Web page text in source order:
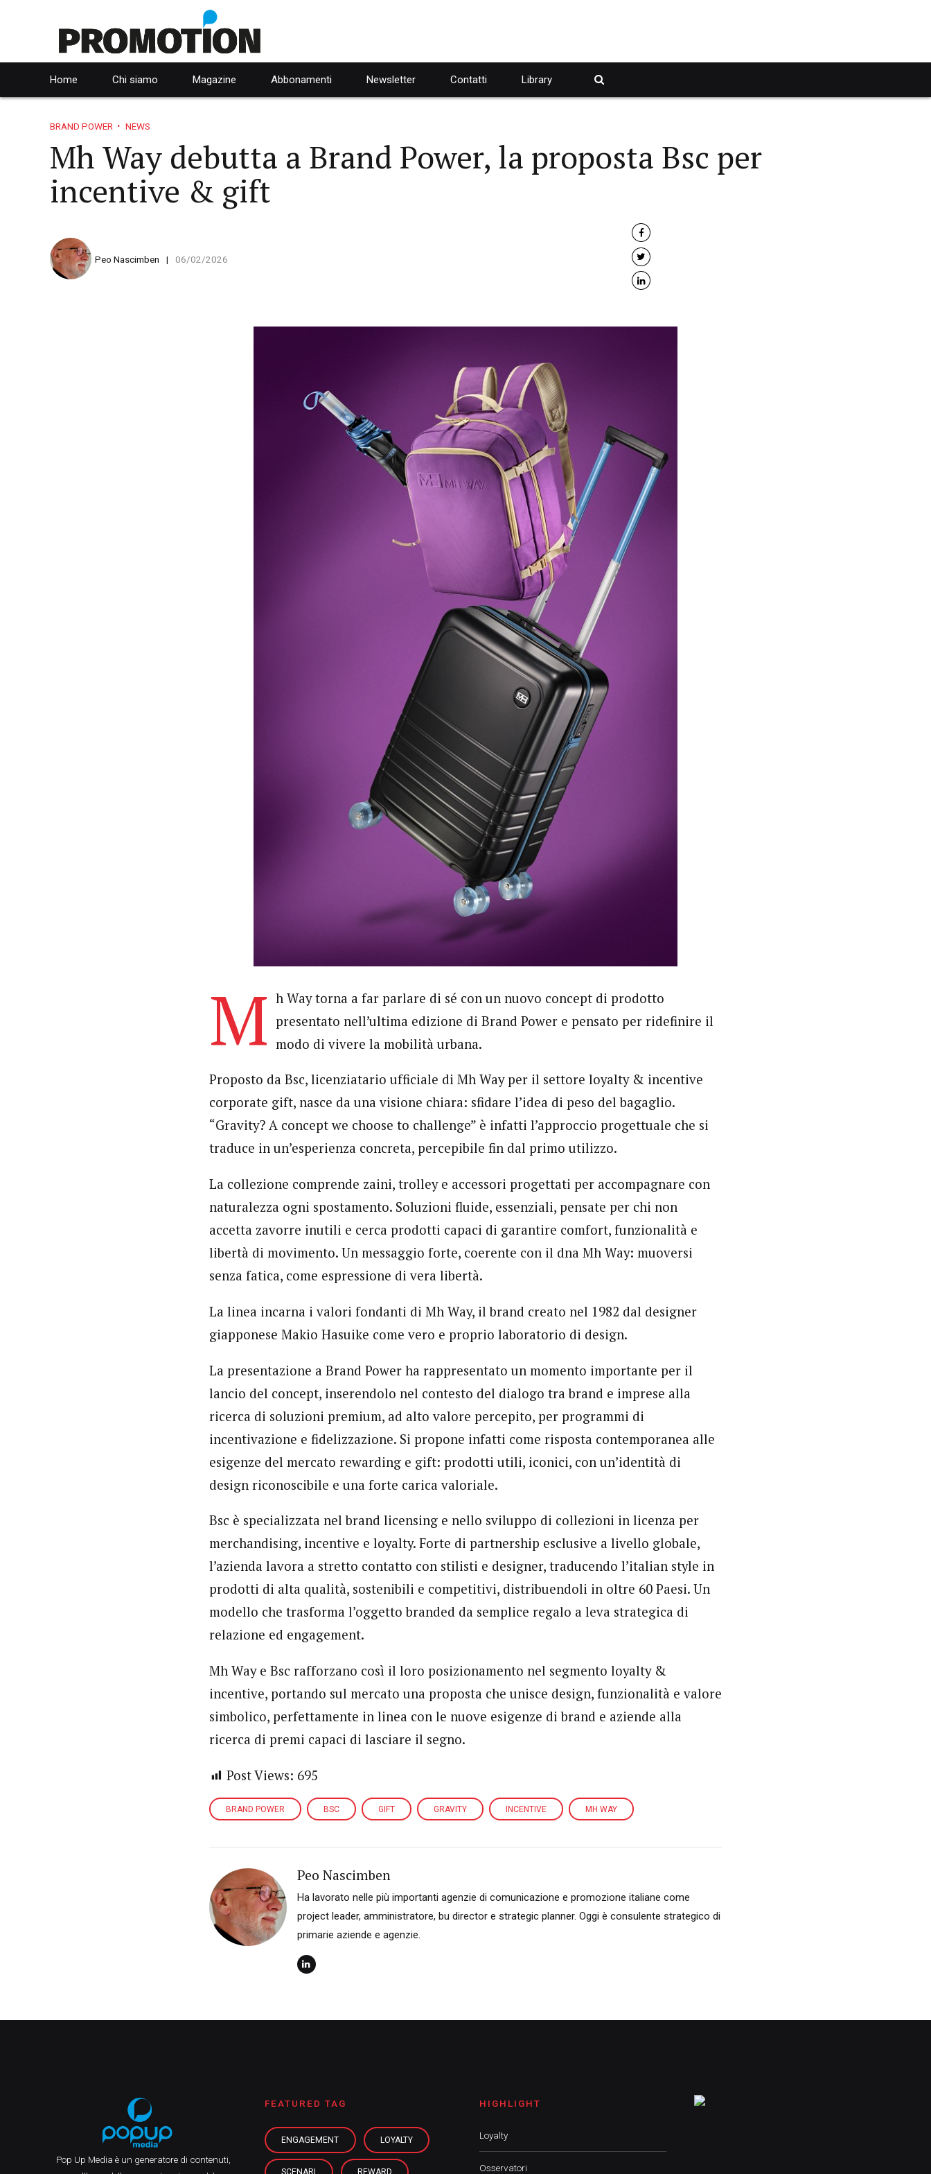
Home Chi siamo Magazine Abbonamenti Newsletter Contatti Library
BRAND POWER NEWS
Mh Way debutta a Brand Power, la proposta Bsc per
incentive & gift
Peo Nascimben 06/02/2026
M h Way torna a far parlare di sé con un nuovo concept di prodotto
presentato nell’ultima edizione di Brand Power e pensato per ridefinire il
modo di vivere la mobilità urbana.
Proposto da Bsc, licenziatario ufficiale di Mh Way per il settore loyalty & incentive
corporate gift, nasce da una visione chiara: sfidare l’idea di peso del bagaglio.
“Gravity? A concept we choose to challenge” è infatti l’approccio progettuale che si
traduce in un’esperienza concreta, percepibile fin dal primo utilizzo.
La collezione comprende zaini, trolley e accessori progettati per accompagnare con
naturalezza ogni spostamento. Soluzioni fluide, essenziali, pensate per chi non
accetta zavorre inutili e cerca prodotti capaci di garantire comfort, funzionalità e
libertà di movimento. Un messaggio forte, coerente con il dna Mh Way: muoversi
senza fatica, come espressione di vera libertà.
La linea incarna i valori fondanti di Mh Way, il brand creato nel 1982 dal designer
giapponese Makio Hasuike come vero e proprio laboratorio di design.
La presentazione a Brand Power ha rappresentato un momento importante per il
lancio del concept, inserendolo nel contesto del dialogo tra brand e imprese alla
ricerca di soluzioni premium, ad alto valore percepito, per programmi di
incentivazione e fidelizzazione. Si propone infatti come risposta contemporanea alle
esigenze del mercato rewarding e gift: prodotti utili, iconici, con un’identità di
design riconoscibile e una forte carica valoriale.
Bsc è specializzata nel brand licensing e nello sviluppo di collezioni in licenza per
merchandising, incentive e loyalty. Forte di partnership esclusive a livello globale,
l’azienda lavora a stretto contatto con stilisti e designer, traducendo l’italian style in
prodotti di alta qualità, sostenibili e competitivi, distribuendoli in oltre 60 Paesi. Un
modello che trasforma l’oggetto branded da semplice regalo a leva strategica di
relazione ed engagement.
Mh Way e Bsc rafforzano così il loro posizionamento nel segmento loyalty &
incentive, portando sul mercato una proposta che unisce design, funzionalità e valore
simbolico, perfettamente in linea con le nuove esigenze di brand e aziende alla
ricerca di premi capaci di lasciare il segno.
Post Views: 695
BRAND POWER BSC GIFT GRAVITY INCENTIVE MH WAY
Peo Nascimben
Ha lavorato nelle più importanti agenzie di comunicazione e promozione italiane come
project leader, amministratore, bu director e strategic planner. Oggi è consulente strategico di
primarie aziende e agenzie.
Pop Up Media è un generatore di contenuti,
FEATURED TAG
ENGAGEMENT LOYALTY
SCENARI REWARD
HIGHLIGHT
Loyalty
Osservatori